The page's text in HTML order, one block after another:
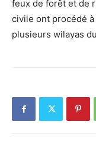
feux de forêt et de
civile ont procédé
plusieurs wilayas